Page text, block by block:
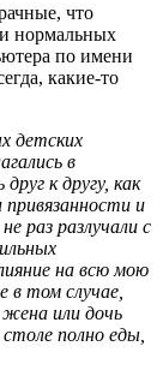
что
нормальных
по имени
какие-то
детских
в
к другу, как
привязанности и
раз разлучали с
на всю мою
в том случае,
жена или дочь
полно еды,